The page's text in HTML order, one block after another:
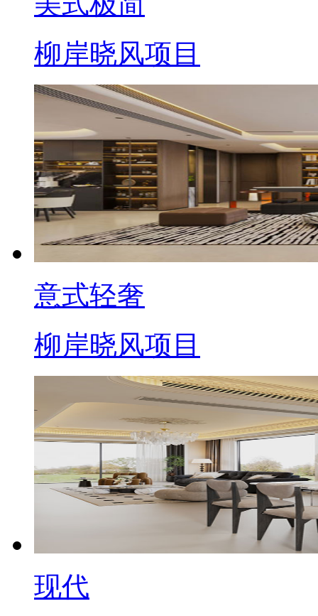
柳岸晓风项目
意式轻奢
柳岸晓风项目
现代